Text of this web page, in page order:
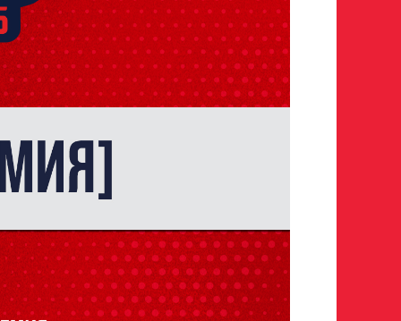
в Хоккейную
2008–2014 гг. р.
закрыт